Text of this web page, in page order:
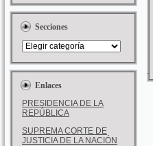
Secciones
Enlaces
PRESIDENCIA DE LA
REPÚBLICA
SUPREMA CORTE DE
JUSTICIA DE LA NACIÓN